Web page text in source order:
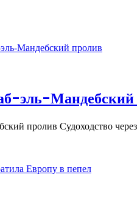
эль-Мандебский
пролив Судоходство